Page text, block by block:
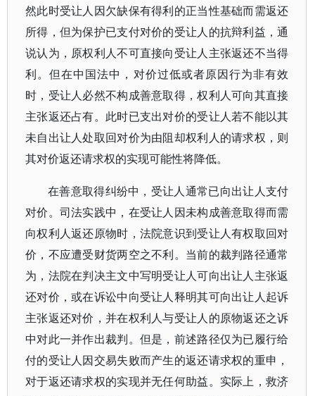
然此时受让人因欠缺保有得利的正当性基础而需返还
所得，但为保护已支付对价的受让人的抗辩利益，通
说认为，原权利人不可直接向受让人主张返还不当得
利。但在中国法中，对价过低或者原因行为非有效
时，受让人必然不构成善意取得，权利人可向其直接
主张返还占有。此时已支出对价的受让人若不能以其
未自出让人处取回对价为由阻却权利人的请求权，则
其对价返还请求权的实现可能性将降低。
在善意取得纠纷中，受让人通常已向出让人支付
对价。司法实践中，在受让人因未构成善意取得而需
向权利人返还原物时，法院意识到受让人有权取回对
价，不应遭受财货两空之不利。当前的裁判路径通常
为，法院在判决主文中写明受让人可向出让人主张返
还对价，或在诉讼中向受让人释明其可向出让人起诉
主张返还对价，并在权利人与受让人的原物返还之诉
中对此一并作出裁判。但是，前述路径仅为已履行给
付的受让人因交易失败而产生的返还请求权的重申，
对于返还请求权的实现并无任何助益。实际上，救济